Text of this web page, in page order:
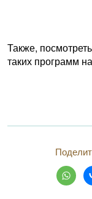
Также,
таких программ